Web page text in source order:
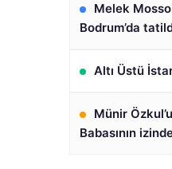
Melek
Bodrum’da
Altı Üstü
Münir
Babasının